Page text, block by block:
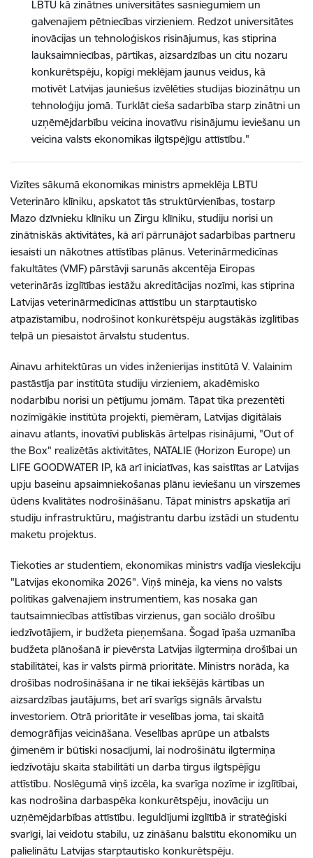
LBTU kā zinātnes universitātes sasniegumiem un
galvenajiem pētniecības virzieniem. Redzot universitātes
inovācijas un tehnoloģiskos risinājumus, kas stiprina
lauksaimniecības, pārtikas, aizsardzības un citu nozaru
konkurētspēju, kopīgi meklējam jaunus veidus, kā
motivēt Latvijas jauniešus izvēlēties studijas biozinātņu un
tehnoloģiju jomā. Turklāt cieša sadarbība starp zinātni un
uzņēmējdarbību veicina inovatīvu risinājumu ieviešanu un
veicina valsts ekonomikas ilgtspējīgu attīstību."
Vizītes sākumā ekonomikas ministrs apmeklēja LBTU
Veterināro klīniku, apskatot tās struktūrvienības, tostarp
Mazo dzīvnieku klīniku un Zirgu klīniku, studiju norisi un
zinātniskās aktivitātes, kā arī pārrunājot sadarbības partneru
iesaisti un nākotnes attīstības plānus. Veterinārmedicīnas
fakultātes (VMF) pārstāvji sarunās akcentēja Eiropas
veterinārās izglītības iestāžu akreditācijas nozīmi, kas stiprina
Latvijas veterinārmedicīnas attīstību un starptautisko
atpazīstamību, nodrošinot konkurētspēju augstākās izglītības
telpā un piesaistot ārvalstu studentus.
Ainavu arhitektūras un vides inženierijas institūtā V. Valainim
pastāstīja par institūta studiju virzieniem, akadēmisko
nodarbību norisi un pētījumu jomām. Tāpat tika prezentēti
nozīmīgākie institūta projekti, piemēram, Latvijas digitālais
ainavu atlants, inovatīvi publiskās ārtelpas risinājumi, "Out of
the Box" realizētās aktivitātes, NATALIE (Horizon Europe) un
LIFE GOODWATER IP, kā arī iniciatīvas, kas saistītas ar Latvijas
upju baseinu apsaimniekošanas plānu ieviešanu un virszemes
ūdens kvalitātes nodrošināšanu. Tāpat ministrs apskatīja arī
studiju infrastruktūru, maģistrantu darbu izstādi un studentu
maketu projektus.
Tiekoties ar studentiem, ekonomikas ministrs vadīja vieslekciju
"Latvijas ekonomika 2026". Viņš minēja, ka viens no valsts
politikas galvenajiem instrumentiem, kas nosaka gan
tautsaimniecības attīstības virzienus, gan sociālo drošību
iedzīvotājiem, ir budžeta pieņemšana. Šogad īpaša uzmanība
budžeta plānošanā ir pievērsta Latvijas ilgtermiņa drošībai un
stabilitātei, kas ir valsts pirmā prioritāte. Ministrs norāda, ka
drošības nodrošināšana ir ne tikai iekšējās kārtības un
aizsardzības jautājums, bet arī svarīgs signāls ārvalstu
investoriem. Otrā prioritāte ir veselības joma, tai skaitā
demogrāfijas veicināšana. Veselības aprūpe un atbalsts
ģimenēm ir būtiski nosacījumi, lai nodrošinātu ilgtermiņa
iedzīvotāju skaita stabilitāti un darba tirgus ilgtspējīgu
attīstību. Noslēgumā viņš izcēla, ka svarīga nozīme ir izglītībai,
kas nodrošina darbaspēka konkurētspēju, inovāciju un
uzņēmējdarbības attīstību. Ieguldījumi izglītībā ir stratēģiski
svarīgi, lai veidotu stabilu, uz zināšanu balstītu ekonomiku un
palielinātu Latvijas starptautisko konkurētspēju.